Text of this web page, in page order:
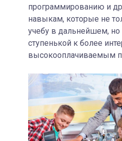
программированию и
навыкам, которые не
учебу в дальнейшем, но
ступенькой к более
высокооплачиваемым